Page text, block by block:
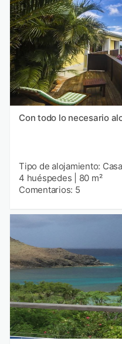
Con todo lo necesario
Tipo de alojamiento: Casa
4 huéspedes
80 m²
Comentarios: 5